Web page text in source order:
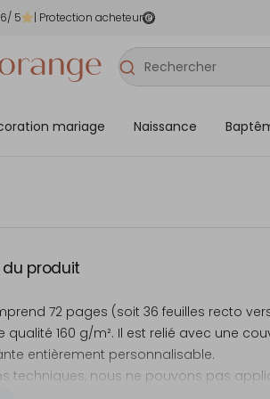
/ 5 | Protection acheteur
mariage Naissance
produit
72 pages (soit 36 feuilles recto
160 g/m². Il est relié avec une
entièrement personnalisable.
techniques, nous ne pouvons pas